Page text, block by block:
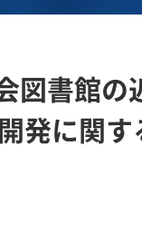
書館の
発に関